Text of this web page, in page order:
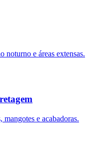
noturno e áreas extensas.
mangotes e acabadoras.